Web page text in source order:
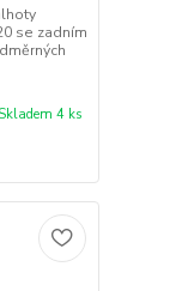
se zadním
Skladem 4 ks